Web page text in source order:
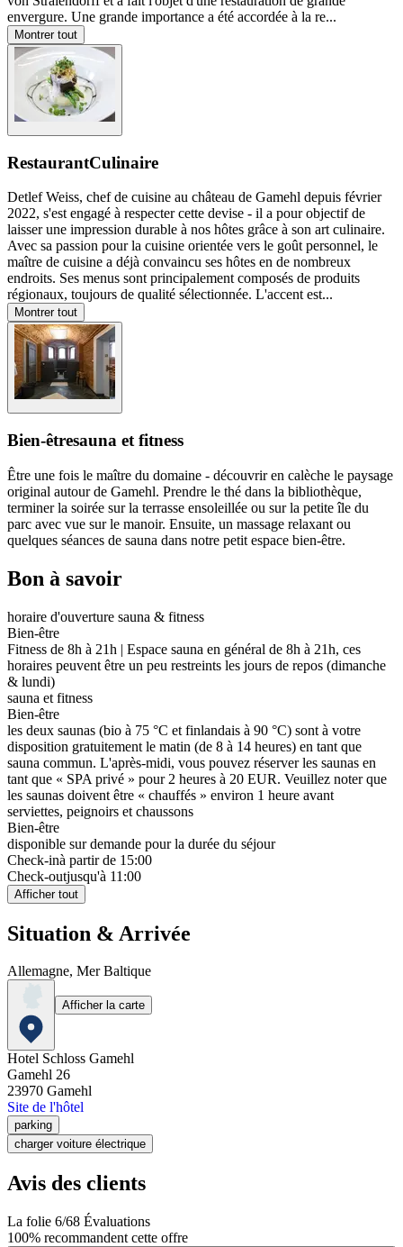
envergure. Une grande importance a été accordée à la re...
Montrer tout
RestaurantCulinaire
Detlef Weiss, chef de cuisine au château de Gamehl depuis février
2022, s'est engagé à respecter cette devise - il a pour objectif de
laisser une impression durable à nos hôtes grâce à son art culinaire.
Avec sa passion pour la cuisine orientée vers le goût personnel, le
maître de cuisine a déjà convaincu ses hôtes en de nombreux
endroits. Ses menus sont principalement composés de produits
régionaux, toujours de qualité sélectionnée. L'accent est...
Montrer tout
Bien-êtresauna et fitness
Être une fois le maître du domaine - découvrir en calèche le paysage
original autour de Gamehl. Prendre le thé dans la bibliothèque,
terminer la soirée sur la terrasse ensoleillée ou sur la petite île du
parc avec vue sur le manoir. Ensuite, un massage relaxant ou
quelques séances de sauna dans notre petit espace bien-être.
Bon à savoir
horaire d'ouverture sauna & fitness
Bien-être
Fitness de 8h à 21h | Espace sauna en général de 8h à 21h, ces
horaires peuvent être un peu restreints les jours de repos (dimanche
& lundi)
sauna et fitness
Bien-être
les deux saunas (bio à 75 °C et finlandais à 90 °C) sont à votre
disposition gratuitement le matin (de 8 à 14 heures) en tant que
sauna commun. L'après-midi, vous pouvez réserver les saunas en
tant que « SPA privé » pour 2 heures à 20 EUR. Veuillez noter que
les saunas doivent être « chauffés » environ 1 heure avant
serviettes, peignoirs et chaussons
Bien-être
disponible sur demande pour la durée du séjour
Check-inà partir de 15:00
Check-outjusqu'à 11:00
Afficher tout
Situation & Arrivée
Allemagne, Mer Baltique
Afficher la carte
Hotel Schloss Gamehl
Gamehl 26
23970 Gamehl
Site de l'hôtel
parking
charger voiture électrique
Avis des clients
La folie 6/68 Évaluations
100% recommandent cette offre